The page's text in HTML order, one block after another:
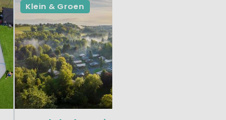
Klein & Groen